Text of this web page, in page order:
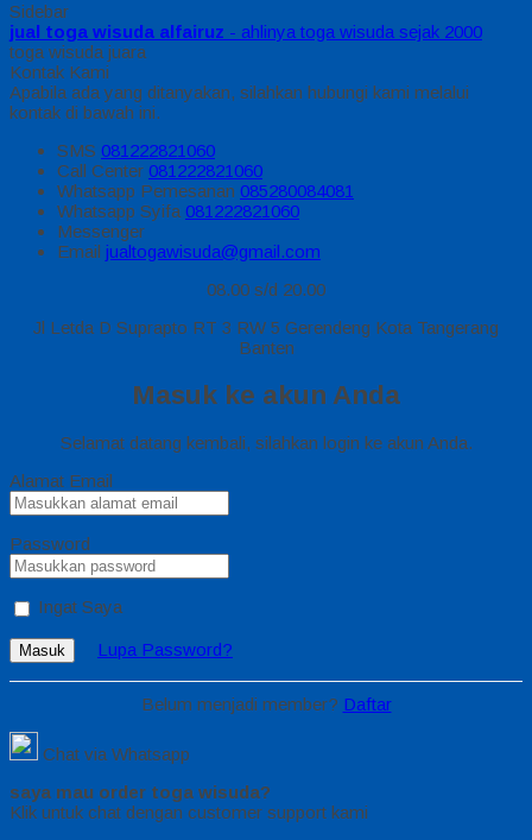
Sidebar
jual toga wisuda alfairuz - ahlinya toga wisuda sejak 2000
toga wisuda juara
Kontak Kami
Apabila ada yang ditanyakan, silahkan hubungi kami melalui
kontak di bawah ini.
SMS 081222821060
Call Center 081222821060
Whatsapp Pemesanan 085280084081
Whatsapp Syifa 081222821060
Messenger
Email jualtogawisuda@gmail.com
08.00 s/d 20.00
Jl Letda D Suprapto RT 3 RW 5 Gerendeng Kota Tangerang
Banten
Masuk ke akun Anda
Selamat datang kembali, silahkan login ke akun Anda.
Alamat Email
Password
Ingat Saya
Masuk Lupa Password?
Belum menjadi member? Daftar
Chat via Whatsapp
saya mau order toga wisuda?
Klik untuk chat dengan customer support kami